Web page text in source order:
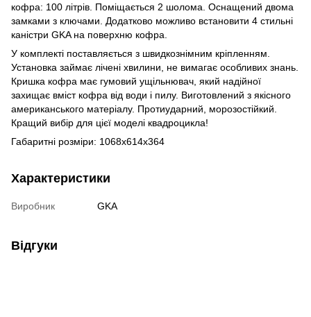
кофра: 100 літрів. Поміщається 2 шолома. Оснащений двома
замками з ключами. Додатково можливо встановити 4 стильні
каністри GKA на поверхню кофра.
У комплекті поставляється з швидкознімним кріпленням.
Установка займає лічені хвилини, не вимагає особливих знань.
Кришка кофра має гумовий ущільнювач, який надійної
захищає вміст кофра від води і пилу. Виготовлений з якісного
американського матеріалу. Протиударний, морозостійкий.
Кращий вибір для цієї моделі квадроцикла!
Габаритні розміри: 1068х614х364
Характеристики
Виробник GKA
Відгуки